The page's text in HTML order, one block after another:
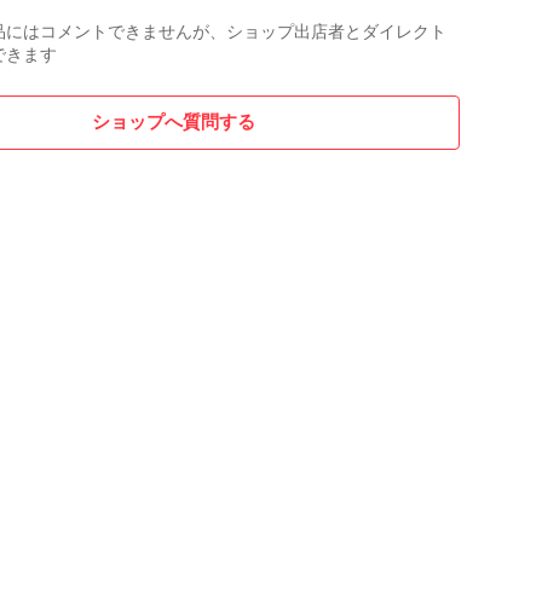
はコメントできませんが、ショップ出店者とダイレクト
きます
ショップへ質問する